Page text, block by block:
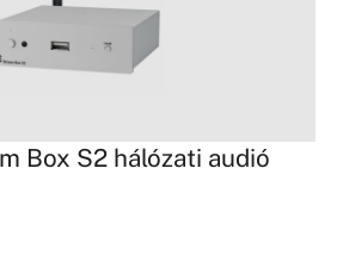
Box S2 hálózati audió